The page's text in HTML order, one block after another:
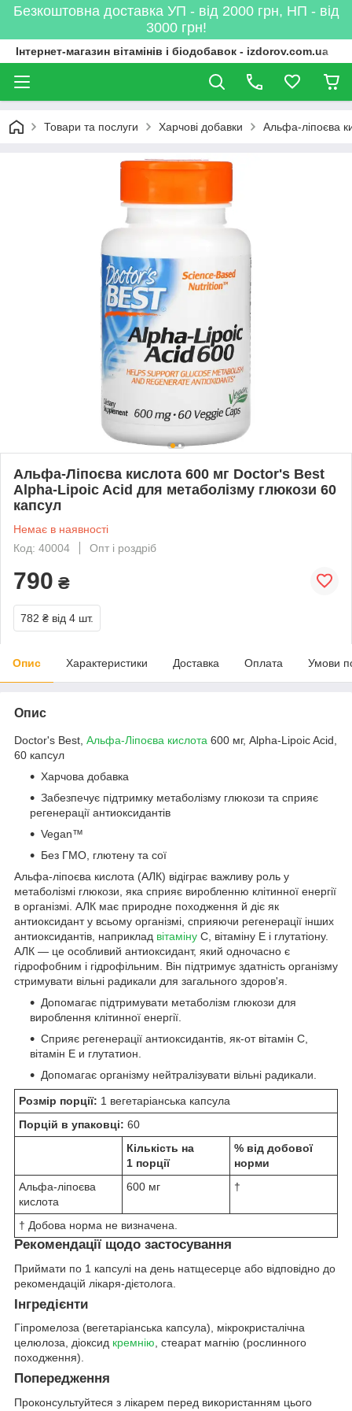
Безкоштовна доставка УП - від 2000 грн, НП - від
3000 грн!
Інтернет-магазин вітамінів і біодобавок - izdorov.com.ua
Товари та послуги Харчові добавки Альфа-ліпоєва
Альфа-Ліпоєва кислота 600 мг Doctor's Best
Alpha-Lipoic Acid для метаболізму глюкози 60
капсул
Немає в наявності
Код: 40004
Опт і роздріб
790 ₴
782 ₴ від 4 шт.
Опис Характеристики Доставка Оплата Умови
Опис
Doctor's Best, Альфа-Ліпоєва кислота 600 мг, Alpha-Lipoic Acid,
60 капсул
Харчова добавка
Забезпечує підтримку метаболізму глюкози та сприяє
регенерації антиоксидантів
Vegan™
Без ГМО, глютену та сої
Альфа-ліпоєва кислота (АЛК) відіграє важливу роль у
метаболізмі глюкози, яка сприяє виробленню клітинної енергії
в організмі. АЛК має природне походження й діє як
антиоксидант у всьому організмі, сприяючи регенерації інших
антиоксидантів, наприклад вітаміну C, вітаміну E і глутатіону.
АЛК — це особливий антиоксидант, який одночасно є
гідрофобним і гідрофільним. Він підтримує здатність організму
стримувати вільні радикали для загального здоров'я.
Допомагає підтримувати метаболізм глюкози для
вироблення клітинної енергії.
Сприяє регенерації антиоксидантів, як-от вітамін C,
вітамін E и глутатион.
Допомагає організму нейтралізувати вільні радикали.
Розмір порції: 1 вегетаріанська капсула
Порцій в упаковці: 60
Кількість на
1 порції
% від добової
норми
Альфа-ліпоєва
кислота
600 мг †
† Добова норма не визначена.
Рекомендації щодо застосування
Приймати по 1 капсулі на день натщесерце або відповідно до
рекомендацій лікаря-дієтолога.
Інгредієнти
Гіпромелоза (вегетаріанська капсула), мікрокристалічна
целюлоза, діоксид кремнію, стеарат магнію (рослинного
походження).
Попередження
Проконсультуйтеся з лікарем перед використанням цього